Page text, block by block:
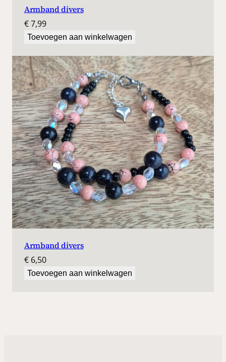
Armband divers
€7,99
Toevoegen aan winkelwagen
Armband divers
€ 6,50
Toevoegen aan winkelwagen